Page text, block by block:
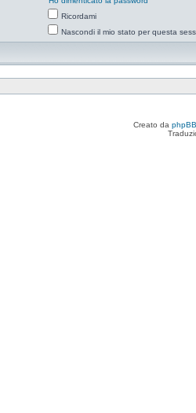
Ricordami
Nascondi il mio stato per questa
Creato da phpBB